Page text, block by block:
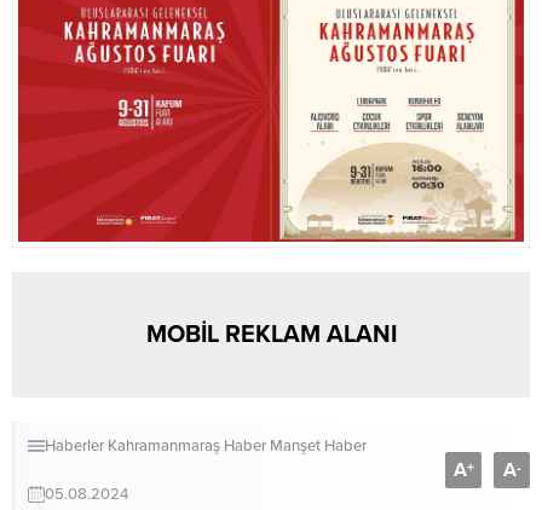
MOBİL REKLAM ALANI
Haberler Kahramanmaraş Haber Manşet Haber
05.08.2024
A+ A-